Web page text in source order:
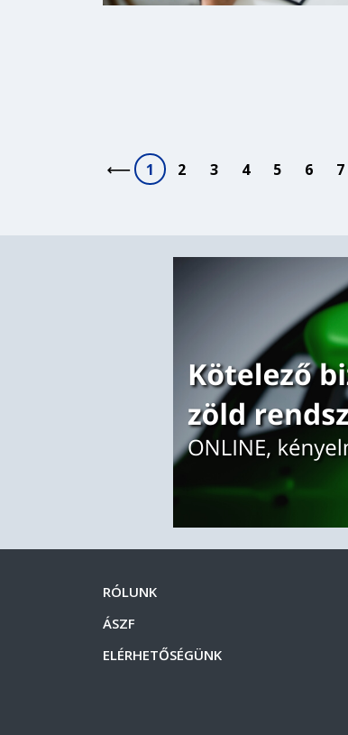
1 2 3 4 5 6 7
RÓLUNK
ÁSZF
ELÉRHETŐSÉGÜNK